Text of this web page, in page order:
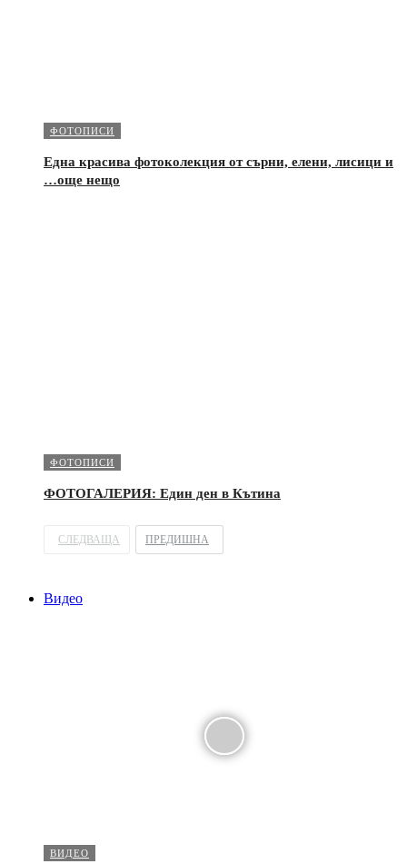
ФОТОПИСИ
Една красива фотоколекция от сърни, елени, лисици и
…още нещо
ФОТОПИСИ
ФОТОГАЛЕРИЯ: Един ден в Кътина
СЛЕДВАЩА ПРЕДИШНА
Видео
ВИДЕО